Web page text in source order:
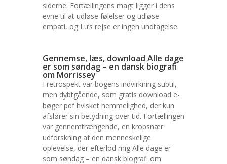
siderne. Fortællingens magt ligger i dens
evne til at udløse følelser og udløse
empati, og Lu’s rejse er ingen undtagelse.
Gennemse, læs, download Alle dage
er som søndag – en dansk biografi
om Morrissey
I retrospekt var bogens indvirkning subtil,
men dybtgående, som gratis download e-
bøger pdf hvisket hemmelighed, der kun
afslører sin betydning over tid. Fortællingen
var gennemtrængende, en kropsnær
udforskning af den menneskelige
oplevelse, der efterlod mig Alle dage er
som søndag – en dansk biografi om